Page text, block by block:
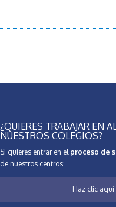
¿QUIERES TRABAJAR EN
NUESTROS COLEGIOS?
Si quieres entrar en el proceso de
de nuestros centros:
Haz clic aquí